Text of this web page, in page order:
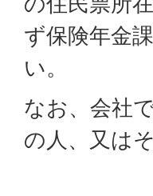
ず保険年金
い。
なお、会社
の人、又は